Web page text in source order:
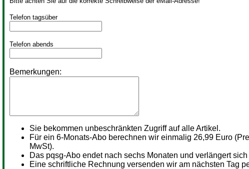
Telefon tagsüber
Telefon abends
Bemerkungen:
Sie bekommen unbeschränkten Zugriff auf alle Artikel.
Für ein 6-Monats-Abo berechnen wir einmalig 26,99 Euro
MwSt).
Das pqsg-Abo endet nach sechs Monaten und verlängert
Eine schriftliche Rechnung versenden wir am nächsten Tag